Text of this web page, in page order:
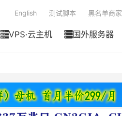
VPS·云主机 国外服务器
English 测试脚本 黑名单商家